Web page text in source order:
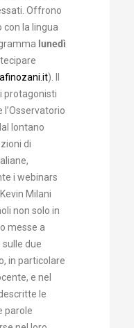
Offrono
con la lingua
lunedì
). Il
protagonisti
l’Osservatorio
lontano
di
i webinars
Milani
non solo in
messe a
due
in particolare
e nel
le
parole